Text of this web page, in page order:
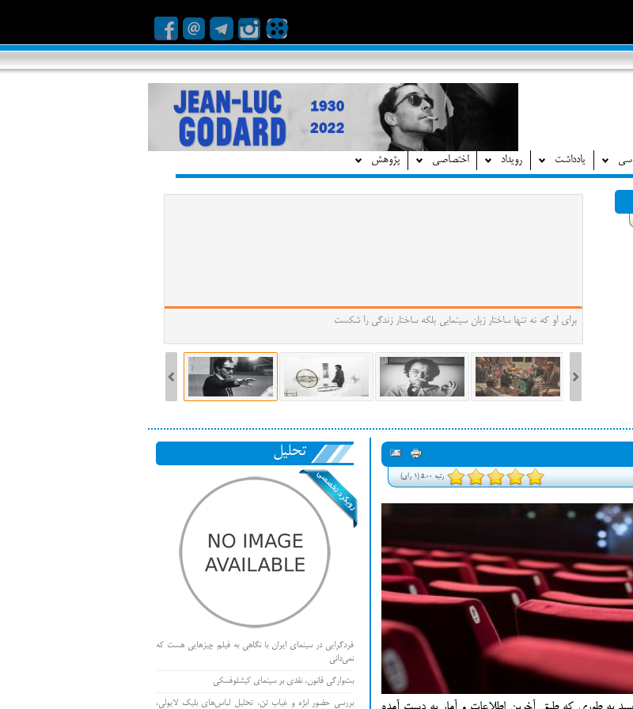
یادداشت رویداد اختصاصی پژوهش
پررنگ
برای او که نه تنها ساختار زبان سینمایی بلکه ساختار زندگی را شکست
رتبه 5.00 (1 رای)
تحلیل
فردگرایی در سینمای ایران با نگاهی به فیلم چیزهایی هست که
نمی‌دانی
بت‌وارگی قانون، نقدی بر سینمای کیشلوفسکی
بررسی حضور ابژه و غیاب تن، تحلیل لباس‌های بلیک لایولی،